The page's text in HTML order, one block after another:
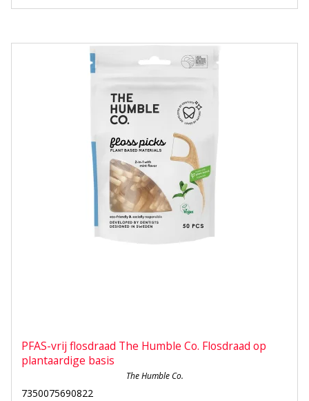
PFAS-vrij flosdraad The Humble Co. Flosdraad op
plantaardige basis
The Humble Co.
7350075690822